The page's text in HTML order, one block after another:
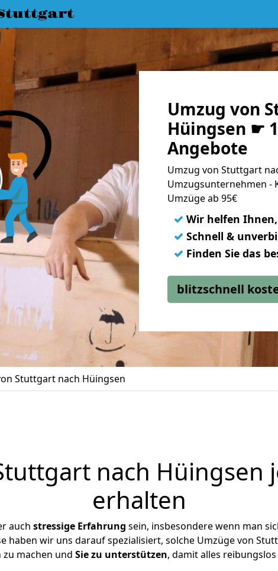
Umzug von
Hüingsen ☛
Angebote
Umzug von Stuttgart
Umzugsunternehmen -
Umzüge ab 95€
✓ Wir helfen
✓ Schnell &
✓ Finden Sie das
blitzschnell
Stuttgart nach Hüingsen
nach Hüingsen
erhalten
auch stressige Erfahrung sein, insbesondere wenn man
haben wir uns darauf spezialisiert, solche Umzüge von
zu machen und Sie zu unterstützen, damit alles